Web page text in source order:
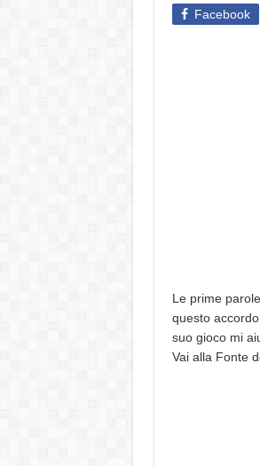
Facebook
Le prime
questo
suo gioco mi
Vai alla Fonte